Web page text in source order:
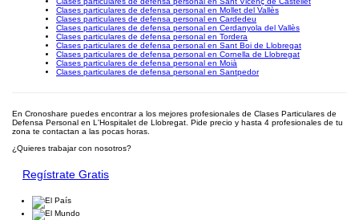
Clases particulares de defensa personal en Mollet del Vallès
Clases particulares de defensa personal en Cardedeu
Clases particulares de defensa personal en Cerdanyola del Vallès
Clases particulares de defensa personal en Tordera
Clases particulares de defensa personal en Sant Boi de Llobregat
Clases particulares de defensa personal en Cornella de Llobregat
Clases particulares de defensa personal en Moià
Clases particulares de defensa personal en Santpedor
En Cronoshare puedes encontrar a los mejores profesionales de Clases Particulares de
Defensa Personal en L'Hospitalet de Llobregat. Pide precio y hasta 4 profesionales de tu
zona te contactan a las pocas horas.
¿Quieres trabajar con nosotros?
Regístrate Gratis